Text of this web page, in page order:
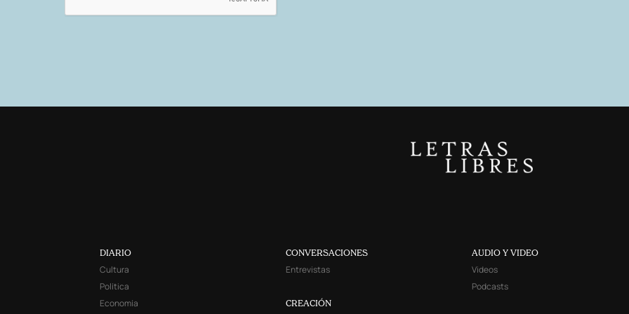
DIARIO
Cultura
Política
Economía
CONVERSACIONES
Entrevistas
CREACIÓN
AUDIO Y VIDEO
Videos
Podcasts